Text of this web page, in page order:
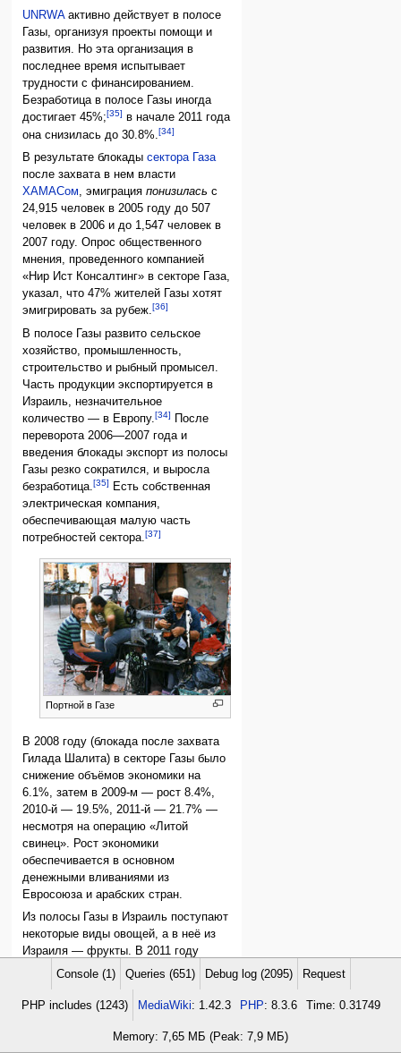
UNRWAактивно действует в полосе
Газы, организуя проекты помощи и
развития. Но эта организация в
последнее время испытывает
трудности с финансированием.
Безработица в полосе Газы иногда
достигает 45%;[35] в начале 2011 года
она снизилась до 30.8%.[34]
В результате блокадысектора Газа
после захвата в нем власти
ХАМАСом, эмиграцияпонизилась с
24,915 человек в 2005 году до 507
человек в 2006 и до 1,547 человек в
2007 году. Опрос общественного
мнения, проведенного компанией
«Нир Ист Консалтинг» в секторе Газа,
указал, что 47% жителей Газы хотят
эмигрировать за рубеж.[36]
В полосе Газы развито сельское
хозяйство, промышленность,
строительство и рыбный промысел.
Часть продукции экспортируется в
Израиль, незначительное
количество — в Европу.[34]
После
переворота 2006—2007 года и
введения блокады экспорт из полосы
Газы резко сократился, и выросла
безработица.[35]
Есть собственная
электрическая компания,
обеспечивающая малую часть
потребностей сектора.[37]
Портной в Газе
В 2008 году (блока­да после захвата
Гилада Шалита) в секторе Газы было
снижение объёмов экономики на
6.1%, затем в 2009-м — рост 8.4%,
2010-й — 19.5%, 2011-й — 21.7% —
несмотря на опе­рацию «Литой
свинец». Рост экономики
обеспечивается в основном
денежными вливаниями из
Евросоюза и арабских стран.
Из полосы Газы в Израиль поступают
некоторые виды овощей, а в неё из
Израиля — фрукты. В 2011 году
ввезено 66,000 тонн овощей, в
[38]
Во времяВторой Ливанской войнына
радио «Решет бет» позвонил
владелец фабрики высокой моды и
Console (1) Queries (651) Debug log (2095) Request
PHP includes (1243) MediaWiki: 1.42.3 PHP: 8.3.6 Time: 0.31749
Memory: 7,65 МБ (Peak: 7,9 МБ)